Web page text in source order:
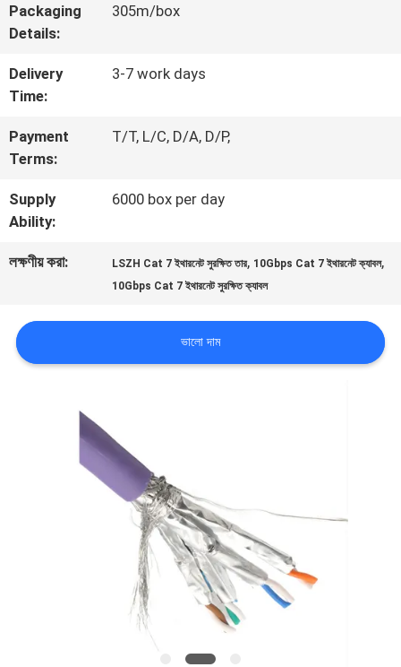
যোগাযোগ
করুন
খবর
কেস
ম্যাপ
Packaging
Details:
305m/box
Delivery
Time:
3-7 work days
Payment
Terms:
T/T, L/C, D/A, D/P,
Supply
Ability:
6000 box per day
লক্ষণীয় করা: LSZH Cat 7 ইথারনেট সুরক্ষিত তার, 10Gbps Cat 7 ইথারনেট ক্যাবল,
10Gbps Cat 7 ইথারনেট সুরক্ষিত ক্যাবল
ভালো দাম